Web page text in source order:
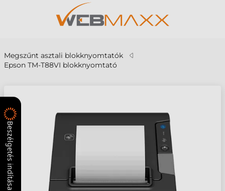
Megszűnt asztali blokknyomtatók
Epson TM-T88VI blokknyomtató
Beszélgetés indítása